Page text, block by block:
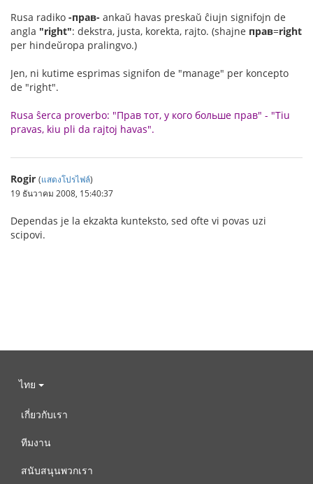
Rusa radiko -прав- ankaŭ havas preskaŭ ĉiujn signifojn de
angla "right": dekstra, justa, korekta, rajto. (shajne прав=right
per hindeŭropa pralingvo.)
Jen, ni kutime esprimas signifon de "manage" per koncepto
de "right".
Rusa ŝerca proverbo: "Прав тот, у кого больше прав" - "Tiu
pravas, kiu pli da rajtoj havas".
Rogir (แสดงโปรไฟล์)
19 ธันวาคม 2008, 15:40:37
Dependas je la ekzakta kunteksto, sed ofte vi povas uzi
scipovi.
ไทย
เกี่ยวกับเรา
ทีมงาน
สนับสนุนพวกเรา